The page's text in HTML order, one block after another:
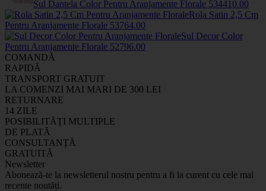
Sul Dantela Color Pentru Aranjamente Florale 534410.00
Rola Satin 2,5 Cm
Pentru Aranjamente Florale 53764.00
Sul Decor Color
Pentru Aranjamente Florale 52796.00
COMANDĂ
RAPIDĂ
TRANSPORT GRATUIT
LA COMENZI MAI MARI DE 300 LEI
RETURNARE
14 ZILE
POSIBILITĂȚI MULTIPLE
DE PLATĂ
CONSULTANȚĂ
GRATUITĂ
Newsletter
Abonează-te la newsletterul nostru pentru a fi la curent cu cele mai
recente noutăți.